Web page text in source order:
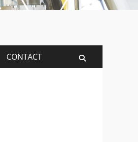
CONTACT